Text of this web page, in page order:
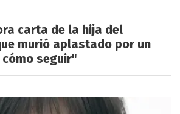
carta de la hija del
murió aplastado por un
seguir"